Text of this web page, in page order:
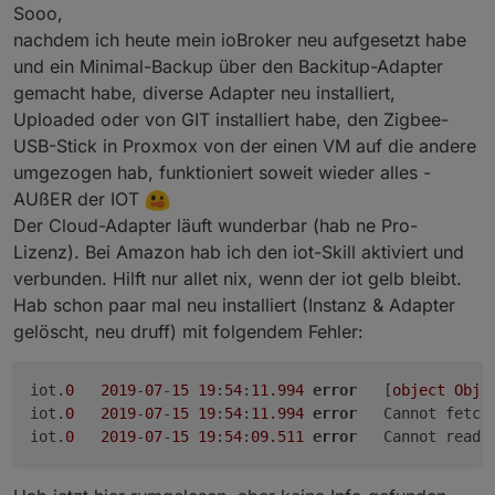
Sooo,
nachdem ich heute mein ioBroker neu aufgesetzt habe
und ein Minimal-Backup über den Backitup-Adapter
gemacht habe, diverse Adapter neu installiert,
Uploaded oder von GIT installiert habe, den Zigbee-
USB-Stick in Proxmox von der einen VM auf die andere
umgezogen hab, funktioniert soweit wieder alles -
AUßER der IOT
Der Cloud-Adapter läuft wunderbar (hab ne Pro-
Lizenz). Bei Amazon hab ich den iot-Skill aktiviert und
verbunden. Hilft nur allet nix, wenn der iot gelb bleibt.
Hab schon paar mal neu installiert (Instanz & Adapter
gelöscht, neu druff) mit folgendem Fehler:
iot. 0 2019-07-15 19: 54: 11.994 error
	[
object
iot. 0 2019-07-15 19: 54: 11.994 error
Cannot
iot. 0 2019-07-15 19: 54: 09.511 error
Cannot read